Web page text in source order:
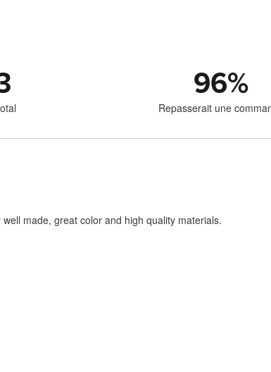
96%
Repasserait une
made, great color and high quality materials.